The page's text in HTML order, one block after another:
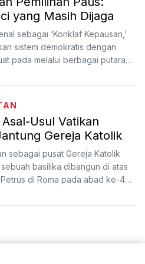
yang Masih Dijaga
sebagai ‘Konklaf Kepausan,’
sistem demokratis dengan
pada melalui berbagai putaran
Usul Vatikan
Gereja Katolik
sebagai pusat Gereja Katolik
basilika dibangun di atas
di Roma pada abad ke-4